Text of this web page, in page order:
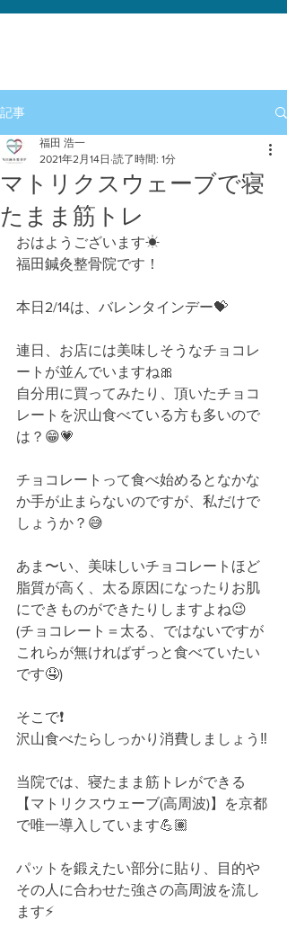
記事
マトリクスウェーブで寝
たまま筋トレ
福田 浩一
2021年2月14日 読了時間: 1分
おはようございます☀﻿
福田鍼灸整骨院です！﻿
本日2/14は、バレンタインデー💝﻿
連日、お店には美味しそうなチョコレ
ートが並んでいますね🎀﻿
自分用に買ってみたり、頂いたチョコ
レートを沢山食べている方も多いので
は？😁💗﻿
チョコレートって食べ始めるとなかな
か手が止まらないのですが、私だけで
しょうか？😅﻿
あま〜い、美味しいチョコレートほど
脂質が高く、太る原因になったりお肌
にできものができたりしますよね😉﻿
(チョコレート＝太る、ではないですが﻿
これらが無ければずっと食べていたい
です🤤)﻿
そこで❗️﻿
沢山食べたらしっかり消費しましょう‼️﻿
当院では、寝たまま筋トレができる﻿
【マトリクスウェーブ(高周波)】を京都
で唯一導入しています💪🏽﻿
パットを鍛えたい部分に貼り、目的や
その人に合わせた強さの高周波を流し
ます⚡️﻿